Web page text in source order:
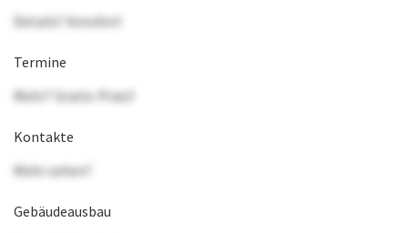
Details? Anrufen!
Termine
Mehr? Gratis-Präsi!
Kontakte
Mehr sehen?
Gebäudeausbau